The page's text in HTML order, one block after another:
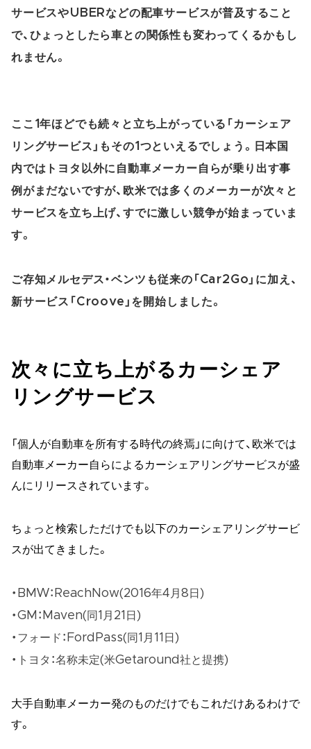
サービスやUBERなどの配車サービスが普及すること
で、ひょっとしたら車との関係性も変わってくるかもし
れません。
ここ1年ほどでも続々と立ち上がっている「カーシェア
リングサービス」もその1つといえるでしょう。日本国
内ではトヨタ以外に自動車メーカー自らが乗り出す事
例がまだないですが、欧米では多くのメーカーが次々と
サービスを立ち上げ、すでに激しい競争が始まっていま
す。
ご存知メルセデス・ベンツも従来の「Car2Go」に加え、
新サービス「Croove」を開始しました。
次々に立ち上がるカーシェア
リングサービス
「個人が自動車を所有する時代の終焉」に向けて、欧米では
自動車メーカー自らによるカーシェアリングサービスが盛
んにリリースされています。
ちょっと検索しただけでも以下のカーシェアリングサービ
スが出てきました。
BMW：ReachNow(2016年4月8日)
GM：Maven(同1月21日)
フォード：FordPass(同1月11日)
トヨタ：名称未定(米Getaround社と提携)
大手自動車メーカー発のものだけでもこれだけあるわけで
す。